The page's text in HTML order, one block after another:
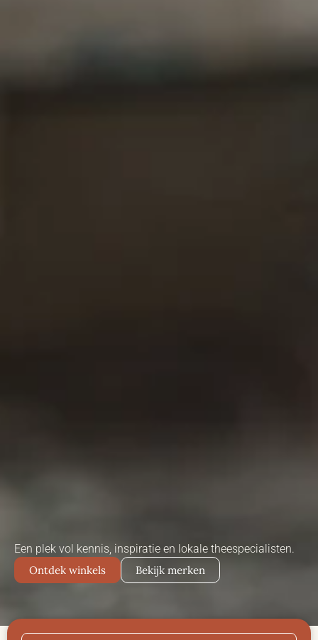
Een plek vol kennis, inspiratie en lokale theespecialisten.
Ontdek winkels
Bekijk merken